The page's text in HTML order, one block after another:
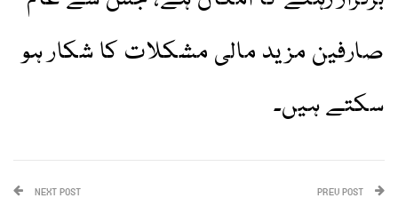
صارفین مزید مالی مشکلات کا شکار ہو
سکتے ہیں۔
NEXT POST